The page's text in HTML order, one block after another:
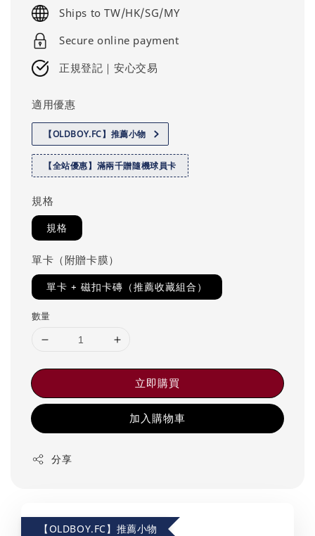
Ships to TW/HK/SG/MY
Secure online payment
正規登記｜安心交易
適用優惠
【OLDBOY.FC】推薦小物
【全站優惠】滿兩千贈隨機球員卡
規格
規格
單卡（附贈卡膜）
單卡 + 磁扣卡磚（推薦收藏組合）
數量
立即購買
加入購物車
分享
【OLDBOY.FC】推薦小物